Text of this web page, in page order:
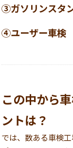
③ガソリンスタ
④ユーザー車検
この中から
ントは？
では、数ある車検